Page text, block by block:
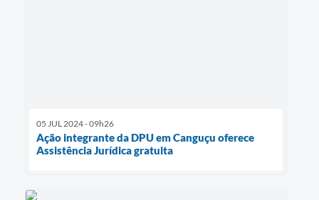
05 JUL 2024 - 09h26
Ação integrante da DPU em Canguçu oferece
Assistência Jurídica gratuita